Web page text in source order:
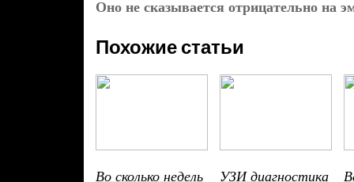
Оно не сказывается отрицательно на
Похожие статьи
Во сколько недель
УЗИ диагностика